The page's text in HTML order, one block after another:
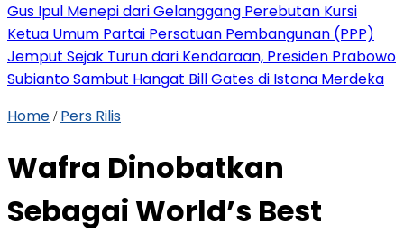
Gus Ipul Menepi dari Gelanggang Perebutan Kursi
Ketua Umum Partai Persatuan Pembangunan (PPP)
Jemput Sejak Turun dari Kendaraan, Presiden Prabowo
Subianto Sambut Hangat Bill Gates di Istana Merdeka
Home / Pers Rilis
Wafra Dinobatkan
Sebagai World’s Best